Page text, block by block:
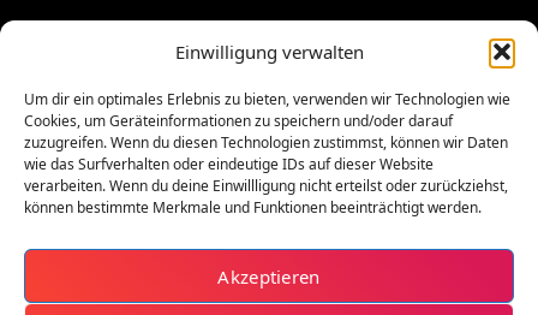
Einwilligung verwalten
Um dir ein optimales Erlebnis zu bieten, verwenden wir Technologien wie
Cookies, um Geräteinformationen zu speichern und/oder darauf
zuzugreifen. Wenn du diesen Technologien zustimmst, können wir Daten
wie das Surfverhalten oder eindeutige IDs auf dieser Website
verarbeiten. Wenn du deine Einwillligung nicht erteilst oder zurückziehst,
können bestimmte Merkmale und Funktionen beeinträchtigt werden.
Akzeptieren